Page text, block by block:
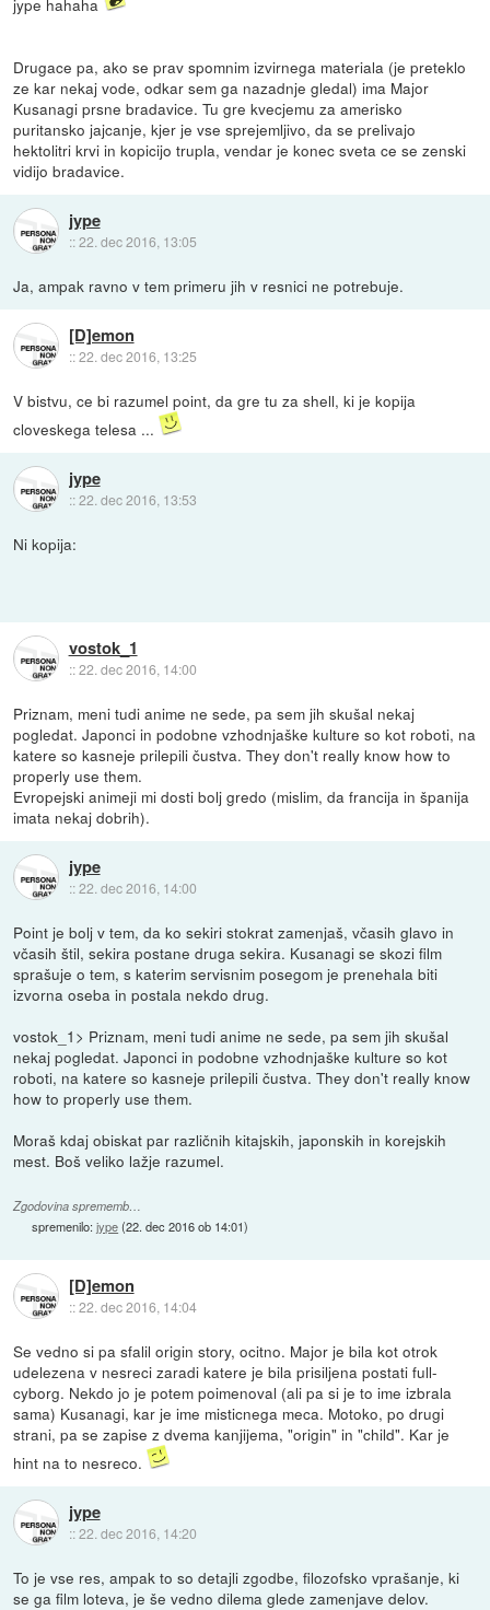
Drugace pa, ako se prav spomnim izvirnega materiala (je preteklo
ze kar nekaj vode, odkar sem ga nazadnje gledal) ima Major
Kusanagi prsne bradavice. Tu gre kvecjemu za amerisko
puritansko jajcanje, kjer je vse sprejemljivo, da se prelivajo
hektolitri krvi in kopicijo trupla, vendar je konec sveta ce se zenski
vidijo bradavice.
jype
::22. dec 2016, 13:05
Ja, ampak ravno v tem primeru jih v resnici ne potrebuje.
[D]emon
::22. dec 2016, 13:25
V bistvu, ce bi razumel point, da gre tu za shell, ki je kopija
cloveskega telesa ...
jype
::22. dec 2016, 13:53
Ni kopija:
vostok_1
::22. dec 2016, 14:00
Priznam, meni tudi anime ne sede, pa sem jih skušal nekaj
pogledat. Japonci in podobne vzhodnjaške kulture so kot roboti, na
katere so kasneje prilepili čustva. They don't really know how to
properly use them.
Evropejski animeji mi dosti bolj gredo (mislim, da francija in španija
imata nekaj dobrih).
jype
::22. dec 2016, 14:00
Point je bolj v tem, da ko sekiri stokrat zamenjaš, včasih glavo in
včasih štil, sekira postane druga sekira. Kusanagi se skozi film
sprašuje o tem, s katerim servisnim posegom je prenehala biti
izvorna oseba in postala nekdo drug.
vostok_1> Priznam, meni tudi anime ne sede, pa sem jih skušal
nekaj pogledat. Japonci in podobne vzhodnjaške kulture so kot
roboti, na katere so kasneje prilepili čustva. They don't really know
how to properly use them.
Moraš kdaj obiskat par različnih kitajskih, japonskih in korejskih
mest. Boš veliko lažje razumel.
Zgodovina sprememb…
spremenilo:jype(22. dec 2016 ob 14:01)
[D]emon
::22. dec 2016, 14:04
Se vedno si pa sfalil origin story, ocitno. Major je bila kot otrok
udelezena v nesreci zaradi katere je bila prisiljena postati full-
cyborg. Nekdo jo je potem poimenoval (ali pa si je to ime izbrala
sama) Kusanagi, kar je ime misticnega meca. Motoko, po drugi
strani, pa se zapise z dvema kanjijema, "origin" in "child". Kar je
hint na to nesreco.
jype
::22. dec 2016, 14:20
To je vse res, ampak to so detajli zgodbe, filozofsko vprašanje, ki
se ga film loteva, je še vedno dilema glede zamenjave delov.